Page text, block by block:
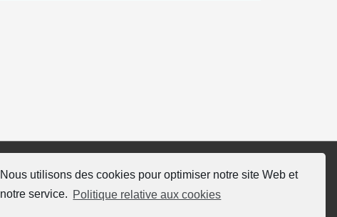
Nous utilisons des cookies pour optimiser notre site Web et
notre service. Politique relative aux cookies
Suivez nous